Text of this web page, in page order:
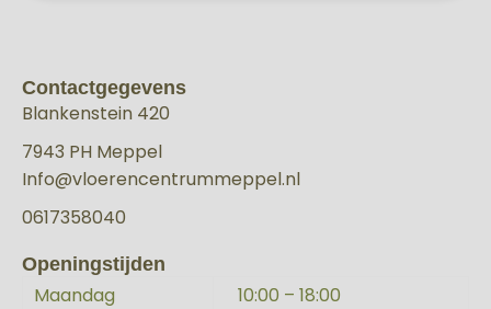
Contactgegevens
Blankenstein 420
7943 PH Meppel
Info@vloerencentrummeppel.nl
0617358040
Openingstijden
Maandag
10:00 – 18:00